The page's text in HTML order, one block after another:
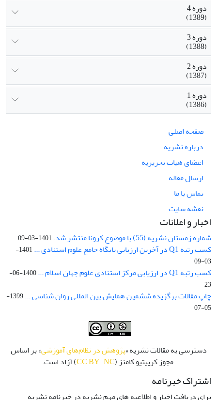
دوره 4
(1389)
دوره 3
(1388)
دوره 2
(1387)
دوره 1
(1386)
صفحه اصلی
درباره نشریه
اعضای هیات تحریریه
ارسال مقاله
تماس با ما
نقشه سایت
اخبار و اعلانات
شماره زمستان نشریه (55) با موضوع کرونا منتشر شد. 1401-03-09
کسب رتبه Q1 در آخرین ارزیابی پایگاه جامع علوم استنادی ...
1401-
03-09
کسب رتبه Q1 در ارزیابی مرکز استنادی علوم جهان اسلام ...
1400-06-
23
چاپ مقالات برگزیده ششمین همایش بین المللی روان شناسی ...
1399-
05-07
دسترسی به مقالات نشریه «پژوهش در نظام‌های آموزشی» بر اساس
مجوز کرییتیو کامنز (CC BY-NC) آزاد است.
اشتراک خبرنامه
برای دریافت اخبار و اطلاعیه های مهم نشریه در خبرنامه نشریه